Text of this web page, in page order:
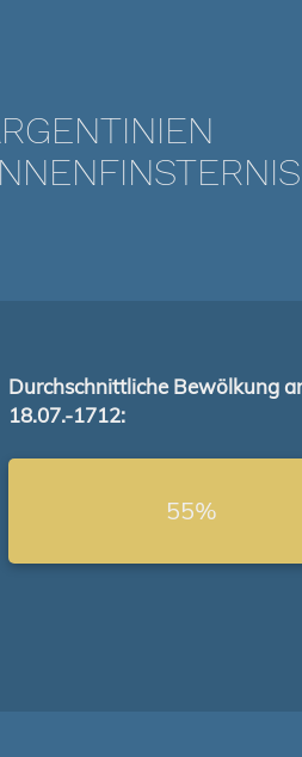
Durchschnittliche Bewölkung
18.07.-1712:
55%